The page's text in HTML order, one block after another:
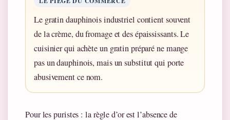
Le gratin dauphinois industriel contient souvent
de la crème, du fromage et des épaississants. Le
cuisinier qui achète un gratin préparé ne mange
pas un dauphinois, mais un substitut qui porte
abusivement ce nom.
Pour les puristes : la règle d’or est l’absence de